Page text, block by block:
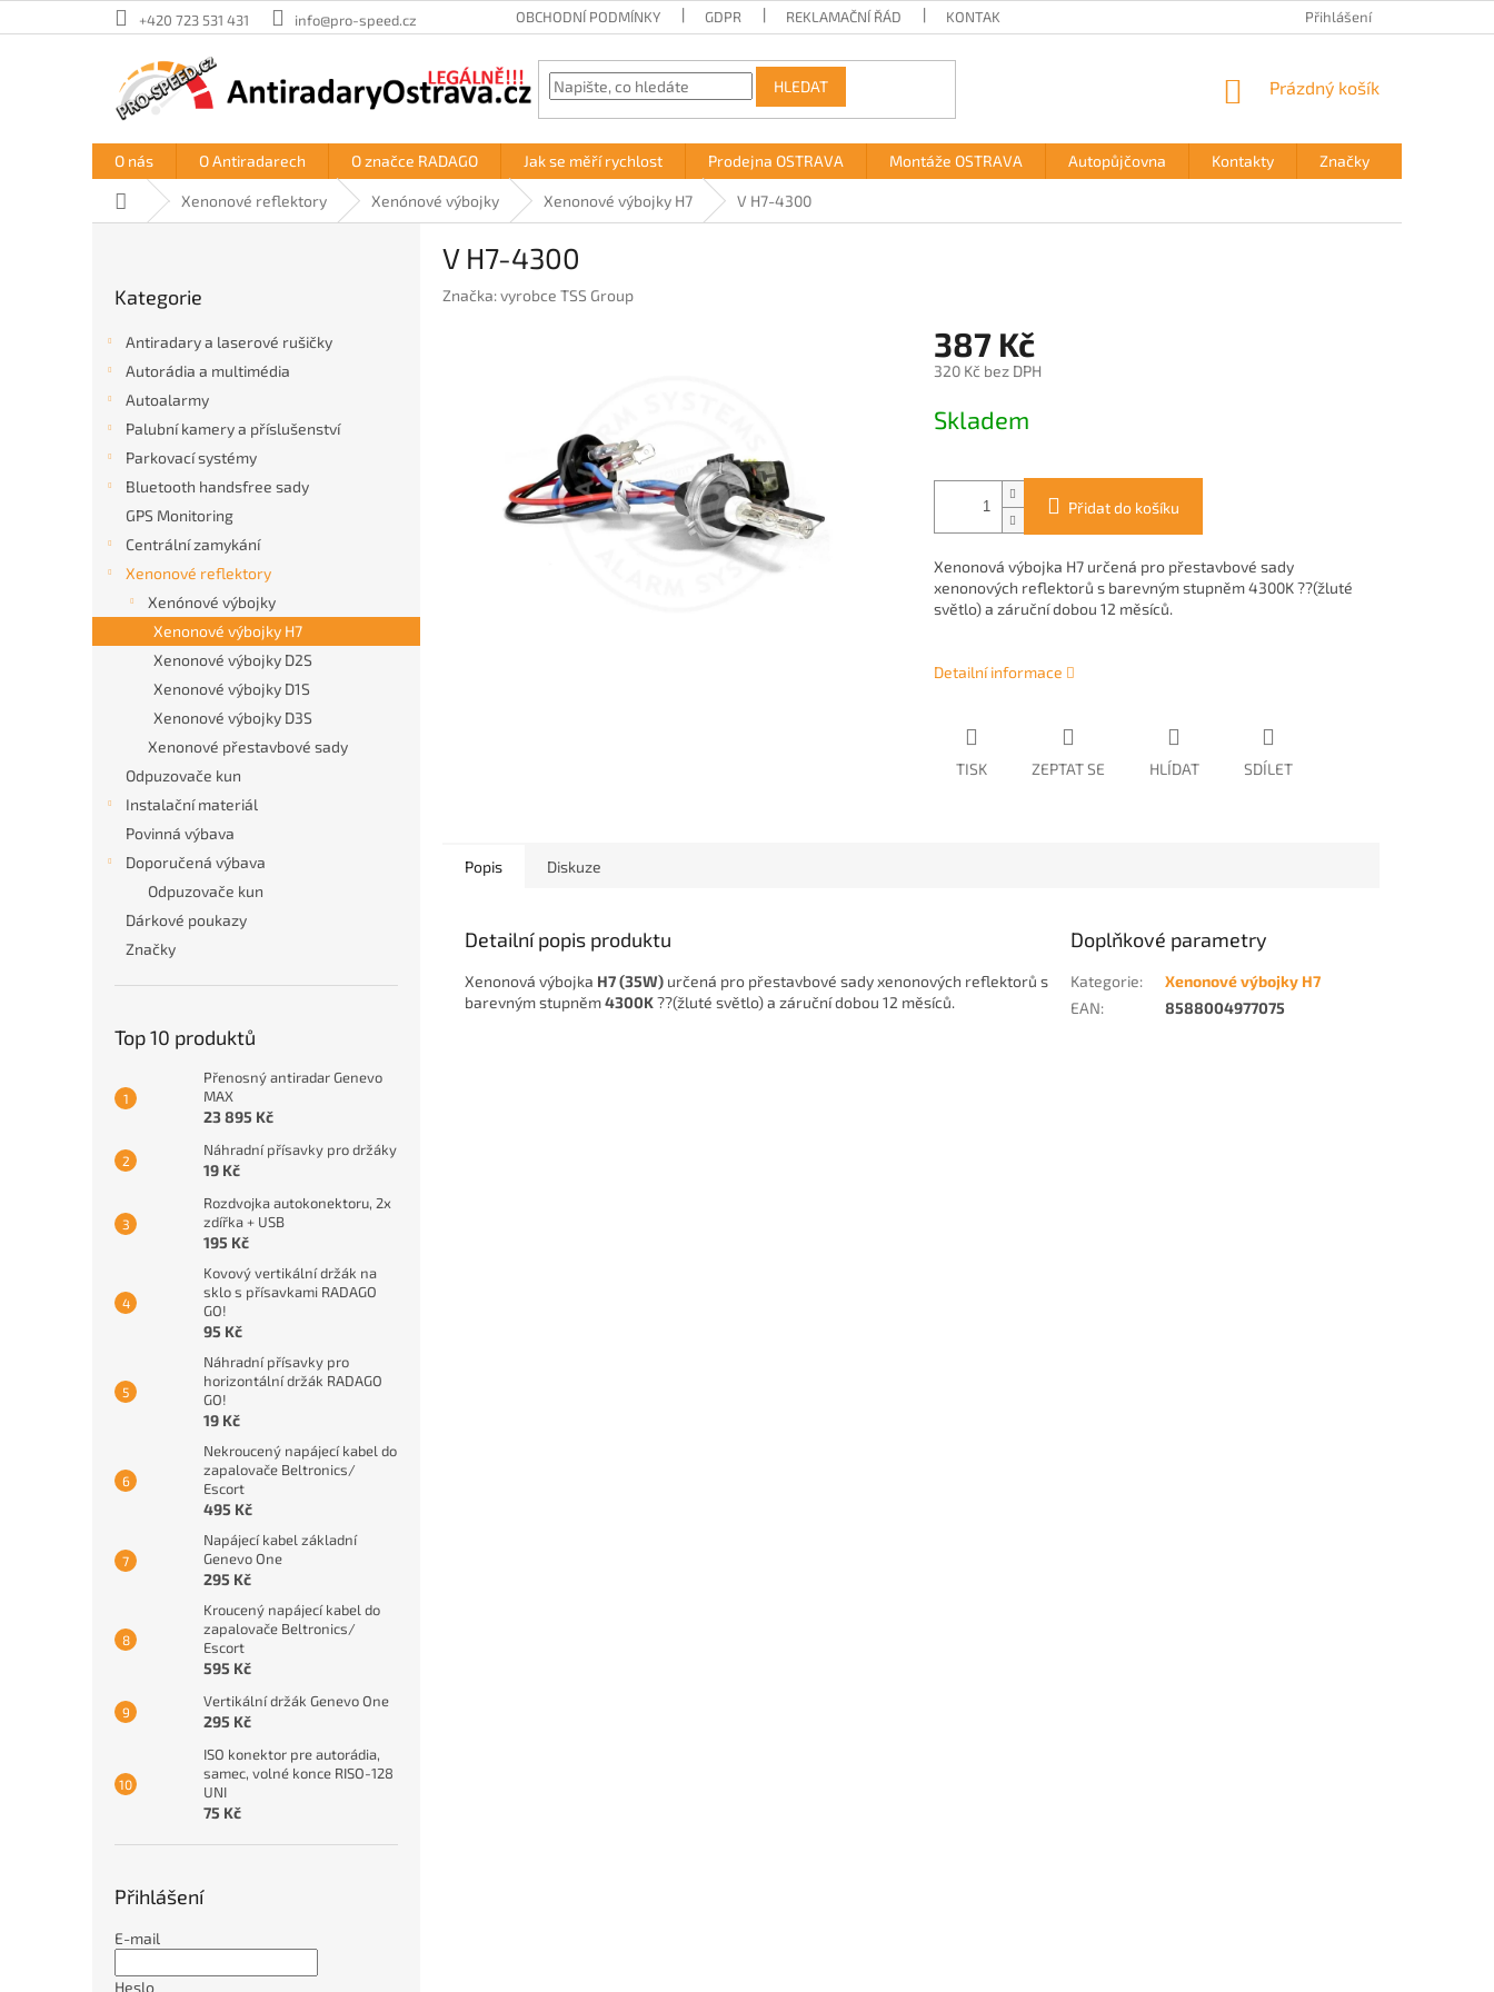
na
+420 723 531 431 info@pro-speed.cz OBCHODNÍ PODMÍNKY GDPR REKLAMAČNÍ ŘÁD KONTAKTY Přihlášení
HLEDAT
NÁKUPNÍ
Prázdný košík
O nás O Antiradarech O značce RADAGO Jak se měří rychlost Prodejna OSTRAVA Montáže OSTRAVA Autopůjčovna Kontakty Značky
Domů Xenonové reflektory Xenónové výbojky Xenonové výbojky H7 V H7-4300
kategorie
Kategorie
Antiradary a laserové rušičky
Autorádia a multimédia
Autoalarmy
Palubní kamery a příslušenství
Parkovací systémy
Bluetooth handsfree sady
GPS Monitoring
Centrální zamykání
Xenonové reflektory
Xenónové výbojky
Xenonové výbojky H7
Xenonové výbojky D2S
Xenonové výbojky D1S
Xenonové výbojky D3S
Xenonové přestavbové sady
Odpuzovače kun
Instalační materiál
Povinná výbava
Doporučená výbava
Odpuzovače kun
Dárkové poukazy
Značky
Top 10 produktů
Přenosný antiradar Genevo
MAX
23 895 Kč
Náhradní přísavky pro držáky
19 Kč
Rozdvojka autokonektoru, 2x
zdířka + USB
195 Kč
Kovový vertikální držák na
sklo s přísavkami RADAGO
GO!
95 Kč
Náhradní přísavky pro
horizontální držák RADAGO
GO!
19 Kč
Nekroucený napájecí kabel do
zapalovače Beltronics/
Escort
495 Kč
Napájecí kabel základní
Genevo One
295 Kč
Kroucený napájecí kabel do
zapalovače Beltronics/
Escort
595 Kč
Vertikální držák Genevo One
295 Kč
ISO konektor pre autorádia,
samec, volné konce RISO-128
UNI
75 Kč
Přihlášení
E-mail
Heslo
V H7-4300
Značka:vyrobce TSS Group
387 Kč
320 Kč bez DPH
cena:
Skladem
Přidat do košíku
Xenonová výbojka H7 určená pro přestavbové sady
xenonových reflektorů s barevným stupněm 4300K ??(žluté
světlo) a záruční dobou 12 měsíců.
Detailní informace
TISK ZEPTAT SE HLÍDAT SDÍLET
Popis Diskuze
Detailní popis produktu
Xenonová výbojka H7 (35W) určená pro přestavbové sady xenonových reflektorů s
barevným stupněm4300K??(žluté světlo) a záruční dobou 12 měsíců.
Doplňkové parametry
Kategorie:
Xenonové výbojky H7
EAN: 8588004977075